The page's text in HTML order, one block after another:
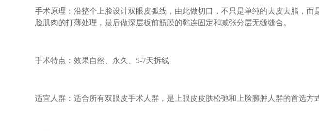
手术原理：沿整个上脸设计双眼皮弧线，由此做切口，不只是单纯的去皮去脂，而
脸肌肉的打薄处理，最后做深层板前筋膜的黏连固定和减张分层无缝缝合。
手术特点：效果自然、永久、5-7天拆线
适宜人群：适合所有双眼皮手术人群，是上眼皮皮肤松弛和上脸臃肿人群的首选方